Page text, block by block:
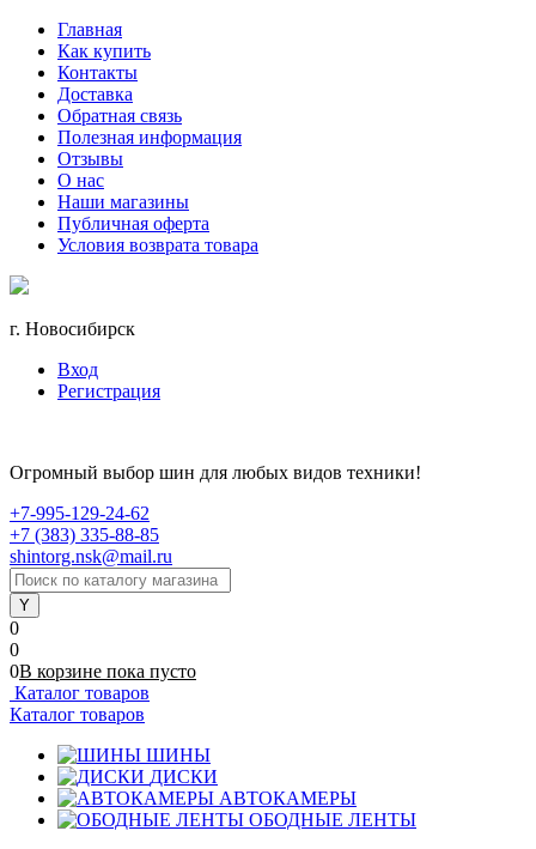
Главная
Как купить
Контакты
Доставка
Обратная связь
Полезная информация
Отзывы
О нас
Наши магазины
Публичная оферта
Условия возврата товара
г. Новосибирск
Вход
Регистрация
Огромный выбор шин для любых видов техники!
+7-995-129-24-62
+7 (383) 335-88-85
shintorg.nsk@mail.ru
0
0
0В корзине пока пусто
Каталог товаров
Каталог товаров
ШИНЫ
ДИСКИ
АВТОКАМЕРЫ
ОБОДНЫЕ ЛЕНТЫ